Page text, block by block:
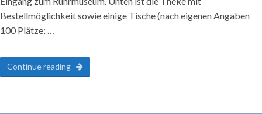
Bestellmöglichkeit sowie einige Tische (nach eigenen Angaben
100 Plätze; …
Continue reading